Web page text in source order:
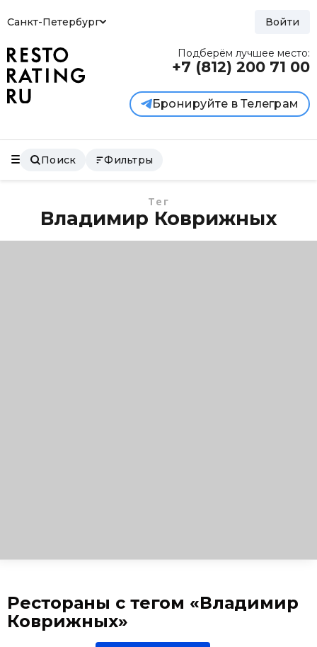
Санкт-Петербург Войти
Подберём лучшее место:
+7 (812) 200 71 00
Бронируйте в Телеграм
Поиск Фильтры
Тег
Владимир Коврижных
Рестораны с тегом «Владимир
Коврижных»